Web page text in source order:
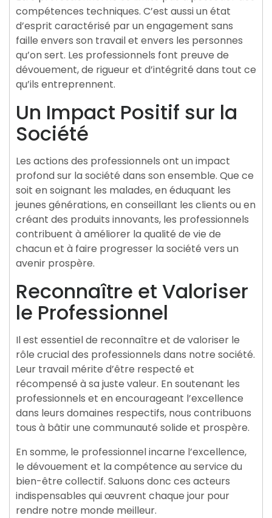
compétences techniques. C’est aussi un état
d’esprit caractérisé par un engagement sans
faille envers son travail et envers les personnes
qu’on sert. Les professionnels font preuve de
dévouement, de rigueur et d’intégrité dans tout ce
qu’ils entreprennent.
Un Impact Positif sur la
Société
Les actions des professionnels ont un impact
profond sur la société dans son ensemble. Que ce
soit en soignant les malades, en éduquant les
jeunes générations, en conseillant les clients ou en
créant des produits innovants, les professionnels
contribuent à améliorer la qualité de vie de
chacun et à faire progresser la société vers un
avenir prospère.
Reconnaître et Valoriser
le Professionnel
Il est essentiel de reconnaître et de valoriser le
rôle crucial des professionnels dans notre société.
Leur travail mérite d’être respecté et
récompensé à sa juste valeur. En soutenant les
professionnels et en encourageant l’excellence
dans leurs domaines respectifs, nous contribuons
tous à bâtir une communauté solide et prospère.
En somme, le professionnel incarne l’excellence,
le dévouement et la compétence au service du
bien-être collectif. Saluons donc ces acteurs
indispensables qui œuvrent chaque jour pour
rendre notre monde meilleur.